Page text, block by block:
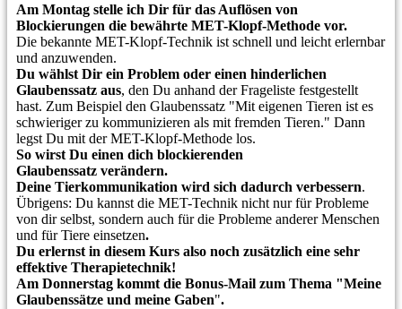
Am Montag stelle ich Dir für das Auflösen von
Blockierungen die bewährte MET-Klopf-Methode vor.
Die bekannte MET-Klopf-Technik ist schnell und leicht erlernbar
und anzuwenden.
Du wählst Dir ein Problem oder einen hinderlichen
Glaubenssatz aus, den Du anhand der Frageliste festgestellt
hast. Zum Beispiel den Glaubenssatz "Mit eigenen Tieren ist es
schwieriger zu kommunizieren als mit fremden Tieren." Dann
legst Du mit der MET-Klopf-Methode los.
So wirst Du einen dich blockierenden
Glaubenssatz verändern.
Deine Tierkommunikation wird sich dadurch verbessern.
Übrigens: Du kannst die MET-Technik nicht nur für Probleme
von dir selbst, sondern auch für die Probleme anderer Menschen
und für Tiere einsetzen.
Du erlernst in diesem Kurs also noch zusätzlich eine sehr
effektive Therapietechnik!
Am Donnerstag kommt die Bonus-Mail zum Thema "Meine
Glaubenssätze und meine Gaben".